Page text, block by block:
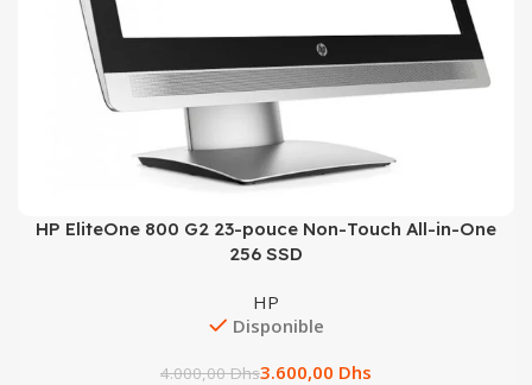
HP EliteOne 800 G2 23-pouce Non-Touch All-in-One
256 SSD
HP
Disponible
4.000,00Dhs3.600,00 Dhs